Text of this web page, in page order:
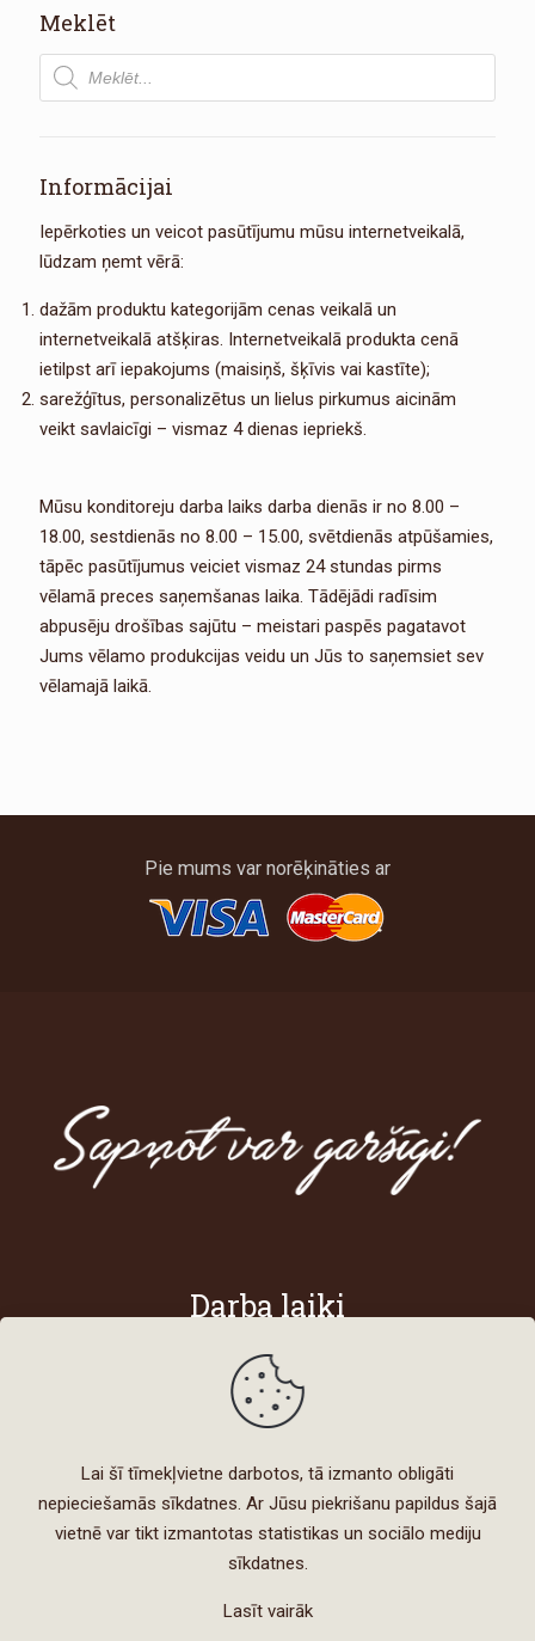
Meklēt
Products
search
Informācijai
Iepērkoties un veicot pasūtījumu mūsu internetveikalā,
lūdzam ņemt vērā:
dažām produktu kategorijām cenas veikalā un
internetveikalā atšķiras. Internetveikalā produkta cenā
ietilpst arī iepakojums (maisiņš, šķīvis vai kastīte);
sarežģītus, personalizētus un lielus pirkumus aicinām
veikt savlaicīgi – vismaz 4 dienas iepriekš.
Mūsu konditoreju darba laiks darba dienās ir no 8.00 –
18.00, sestdienās no 8.00 – 15.00, svētdienās atpūšamies,
tāpēc pasūtījumus veiciet vismaz 24 stundas pirms
vēlamā preces saņemšanas laika. Tādējādi radīsim
abpusēju drošības sajūtu – meistari paspēs pagatavot
Jums vēlamo produkcijas veidu un Jūs to saņemsiet sev
vēlamajā laikā.
Pie mums var norēķināties ar
Darba laiki
Darba dienās
8:00 - 18:00
8:00 - 15:00
Izstrādātājs © 2021 |
Lai šī tīmekļvietne darbotos, tā izmanto obligāti
nepieciešamās sīkdatnes. Ar Jūsu piekrišanu papildus šajā
vietnē var tikt izmantotas statistikas un sociālo mediju
sīkdatnes.
Lasīt vairāk